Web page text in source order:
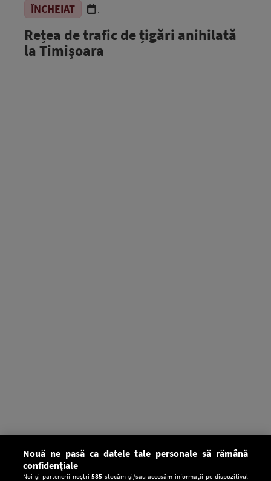
ÎNCHEIAT .
Rețea de trafic de țigări anihilată
la Timișoara
Nouă ne pasă ca datele tale personale să rămână
confidențiale
Noi și partenerii noștri585 stocăm și/sau accesăm informații pe dispozitivul